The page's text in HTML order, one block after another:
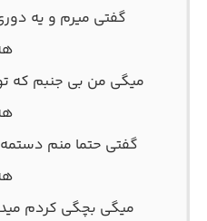
گفتی میرم و یه
میگی من بی جنبم که
گفتی حتما منم
میگی بچگی کردم